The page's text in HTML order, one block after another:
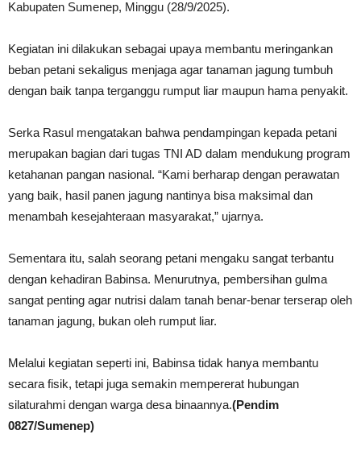
Kabupaten Sumenep, Minggu (28/9/2025).
Kegiatan ini dilakukan sebagai upaya membantu meringankan
beban petani sekaligus menjaga agar tanaman jagung tumbuh
dengan baik tanpa terganggu rumput liar maupun hama penyakit.
Serka Rasul mengatakan bahwa pendampingan kepada petani
merupakan bagian dari tugas TNI AD dalam mendukung program
ketahanan pangan nasional. “Kami berharap dengan perawatan
yang baik, hasil panen jagung nantinya bisa maksimal dan
menambah kesejahteraan masyarakat,” ujarnya.
Sementara itu, salah seorang petani mengaku sangat terbantu
dengan kehadiran Babinsa. Menurutnya, pembersihan gulma
sangat penting agar nutrisi dalam tanah benar-benar terserap oleh
tanaman jagung, bukan oleh rumput liar.
Melalui kegiatan seperti ini, Babinsa tidak hanya membantu
secara fisik, tetapi juga semakin mempererat hubungan
silaturahmi dengan warga desa binaannya.(Pendim
0827/Sumenep)